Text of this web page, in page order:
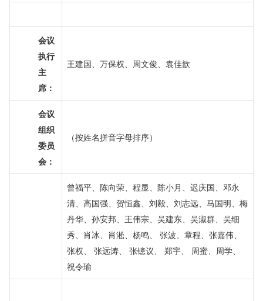
会议
执行
主
席：
王建国、 万保权、 周文俊、 袁佳歆
会议
组织
委员
会：
（按姓名拼音字母排序）
曾福平、陈向荣、程显、陈小月、迟庆国、邓永
清、高国强、贺恒鑫、刘毅、刘志远、马国明、梅
丹华、孙安邦、王伟宗、吴建东、吴淑群、吴细
秀、肖冰、肖淞、杨鸣、 张波、章程、张嘉伟、
张权、 张远涛、 张镱议、 郑宇、 周蜜、周学、
祝令瑜